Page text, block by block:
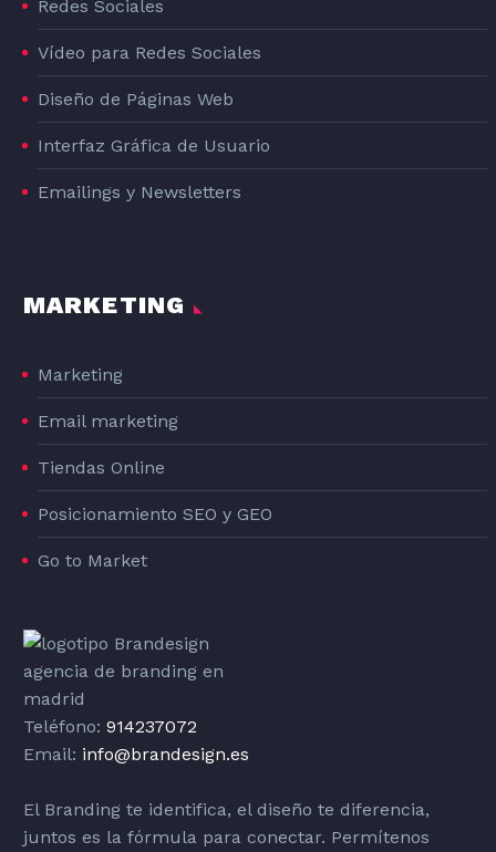
Redes Sociales
Vídeo para Redes Sociales
Diseño de Páginas Web
Interfaz Gráfica de Usuario
Emailings y Newsletters
MARKETING
Marketing
Email marketing
Tiendas Online
Posicionamiento SEO y GEO
Go to Market
Teléfono: 914237072
Email: info@brandesign.es
El Branding te identifica, el diseño te diferencia,
juntos es la fórmula para conectar. Permítenos